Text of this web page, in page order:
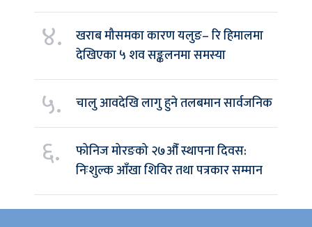
४.
खराब मौसमका कारण यलुङ– रि हिमालमा
देखिएका ५ शव सङ्कलनमा समस्या
५. चालु आवदेखि लागु हुने तलबमान सार्वजनिक
६.
फोनिज मोरङको २७औँ स्थापना दिवस:
निःशुल्क आँखा शिविर तथा पत्रकार सम्मान